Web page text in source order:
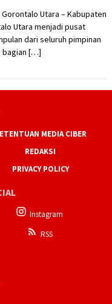
Gorontalo Utara – Kabupaten
Utara menjadi pusat
dari seluruh pimpinan
bagian […]
MEDIA CIBER
REDAKSI
PRIVACY POLICY
Instagram
RSS